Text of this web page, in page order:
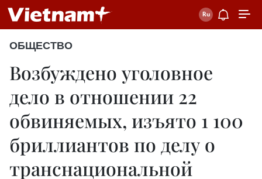
ОБЩЕСТВО
Возбуждено уголовное
дело в отношении 22
обвиняемых, изъято 1 100
бриллиантов по делу о
транснациональной